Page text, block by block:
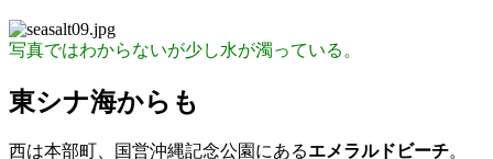
写真ではわからないが少し水が濁っている。
東シナ海からも
西は本部町、国営沖縄記念公園にあるエメラルドビーチ。